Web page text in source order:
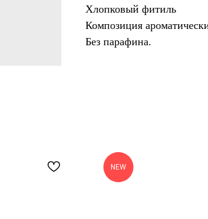
Хлопковый фитиль
Композиция
​Без парафина.
NEW